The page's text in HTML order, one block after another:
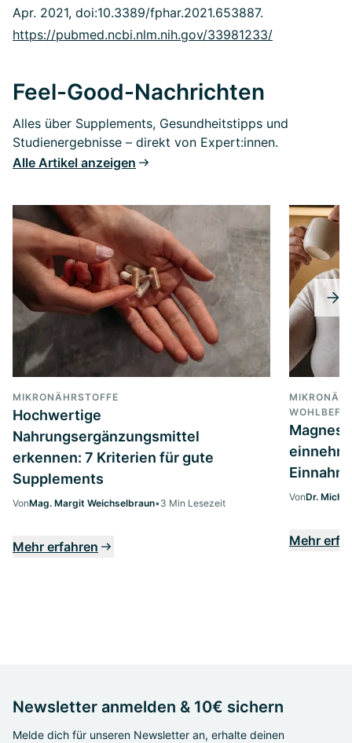
Apr. 2021, doi:10.3389/fphar.2021.653887.
https://pubmed.ncbi.nlm.nih.gov/33981233/
Feel-Good-Nachrichten
Alles über Supplements, Gesundheitstipps und
Studienergebnisse – direkt von Expert:innen.
Alle Artikel anzeigen
MIKRONÄHRSTOFFE
Hochwertige
Nahrungsergänzungsmittel
erkennen: 7 Kriterien für gute
Supplements
VonMag. Margit Weichselbraun•3 Min Lesezeit
Mehr erfahren
VonDr.
Mehr
Newsletter anmelden & 10€ sichern
Melde dich für unseren Newsletter an, erhalte deinen